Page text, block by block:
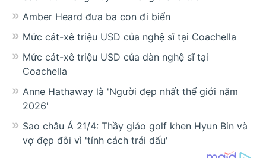
Amber Heard đưa ba con đi biển
Mức cát-xê triệu USD của nghệ sĩ tại Coachella
Mức cát-xê triệu USD của dàn nghệ sĩ tại
Coachella
Anne Hathaway là 'Người đẹp nhất thế giới năm
2026'
Sao châu Á 21/4: Thầy giáo golf khen Hyun Bin và
vợ đẹp đôi vì 'tính cách trái dấu'